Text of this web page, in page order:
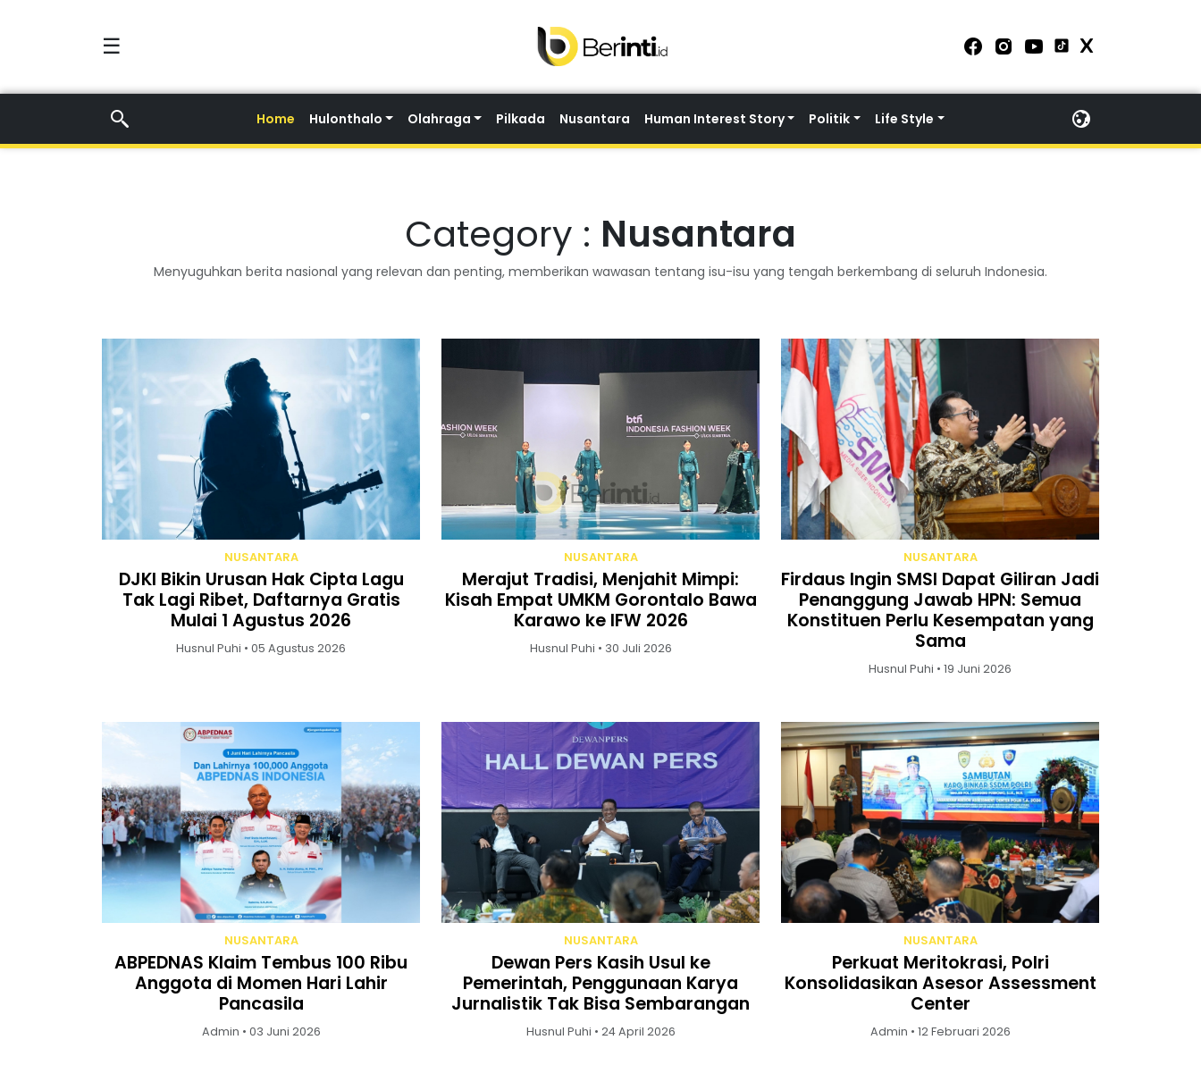
☰
Home Hulonthalo Olahraga Pilkada Nusantara Human Interest Story Politik Life Style
Category : Nusantara
Menyuguhkan berita nasional yang relevan dan penting, memberikan wawasan tentang isu-isu yang tengah berkembang di seluruh Indonesia.
NUSANTARA
DJKI Bikin Urusan Hak Cipta Lagu
Tak Lagi Ribet, Daftarnya Gratis
Mulai 1 Agustus 2026
Husnul Puhi • 05 Agustus 2026
NUSANTARA
Merajut Tradisi, Menjahit Mimpi:
Kisah Empat UMKM Gorontalo Bawa
Karawo ke IFW 2026
Husnul Puhi • 30 Juli 2026
NUSANTARA
Firdaus Ingin SMSI Dapat Giliran Jadi
Penanggung Jawab HPN: Semua
Konstituen Perlu Kesempatan yang
Sama
Husnul Puhi • 19 Juni 2026
NUSANTARA
ABPEDNAS Klaim Tembus 100 Ribu
Anggota di Momen Hari Lahir
Pancasila
Admin • 03 Juni 2026
NUSANTARA
Dewan Pers Kasih Usul ke
Pemerintah, Penggunaan Karya
Jurnalistik Tak Bisa Sembarangan
Husnul Puhi • 24 April 2026
NUSANTARA
Perkuat Meritokrasi, Polri
Konsolidasikan Asesor Assessment
Center
Admin • 12 Februari 2026